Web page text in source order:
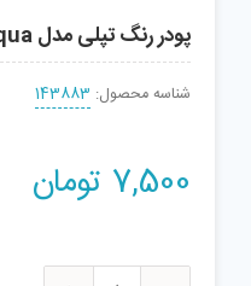
پودر رنگ تپلی مدل Aqua
شناسه محصول: 143883
7,500 تومان